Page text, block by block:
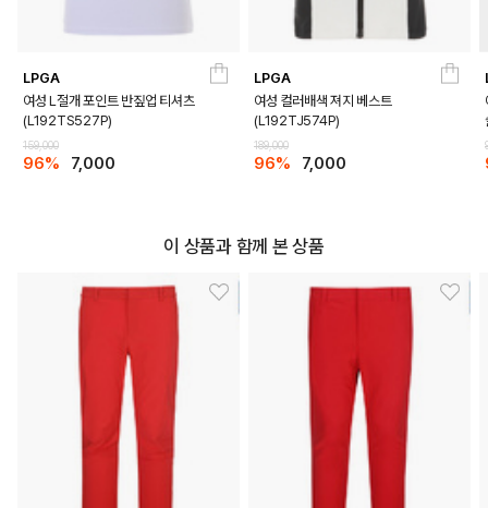
LPGA
여성 L절개 포인트 반짚업 티셔츠
(L192TS527P)
159,000
96% 7,000
LPGA
여성 컬러배색 져지 베스트
(L192TJ574P)
189,000
96% 7,000
이 상품과 함께 본 상품